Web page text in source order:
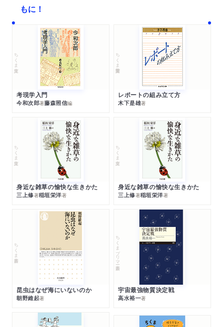
もに！
ちくま文庫
考現学入門
今和次郎著藤森照信編
ちくま学芸文庫
レポートの組み立て方
木下是雄著
ちくま文庫
身近な雑草の愉快な生きかた
三上修著稲垣栄洋著
ちくま文庫
身近な雑草の愉快な生きかた
三上修著稲垣栄洋著
ちくま新書
昆虫はなぜ海にいないのか
朝野維起著
ちくまプリマー新書
宇宙最強物質決定戦
高水裕一著